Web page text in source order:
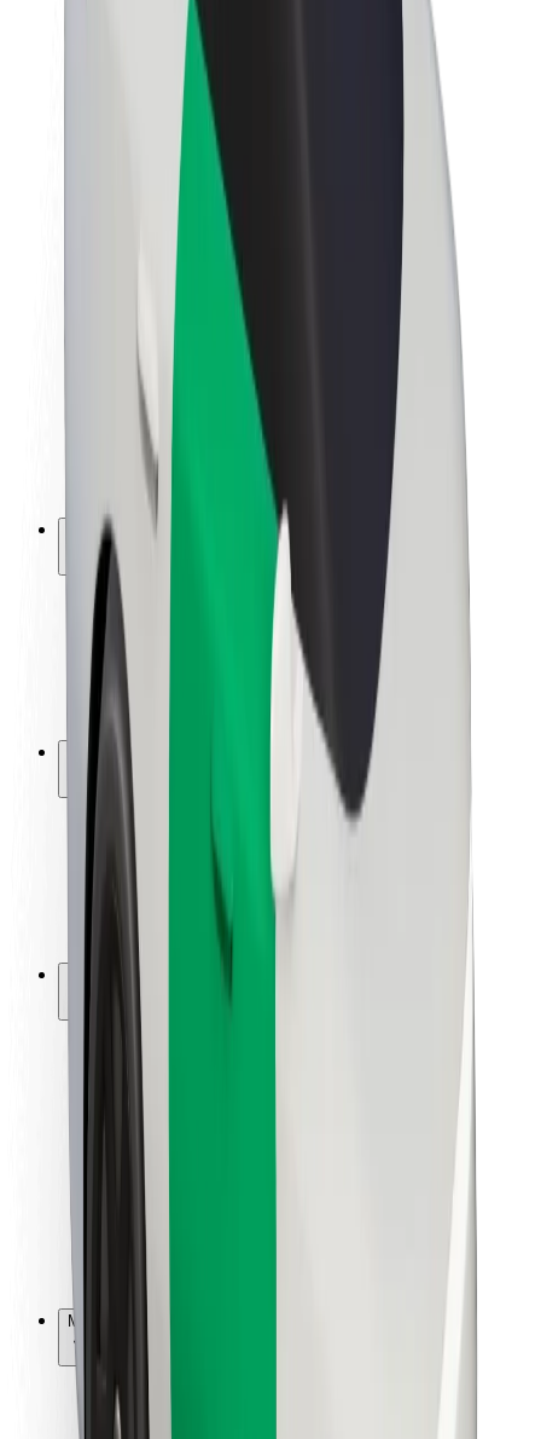
Boltist lähemalt
Bolt ja kestlikkus
Nullprojekt
Kaubamärgi suunised
Missioon
Investorsuhted
Juhtkond
Bränd
Meedia
Ohutus
Sõitjate ohutus
Juhtide ohutus
Tõukerattaohutus
Safety Lab
Linnad
Asukohad
Lahendused linnadele
Lennujaamad
Bolti laadimisdokid
Klienditugi
Sõitjatele
Kulleritele
Bolt Food
Sõidukiparkidele
Bolt for Business
Muu
Tarnijad
Tingimused